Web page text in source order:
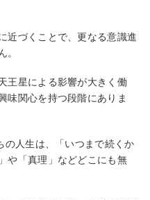
近づくことで、更なる意識進
。
王星による影響が大きく働
味関心を持つ段階にありま
の人生は、「いつまで続くか
や「真理」などどこにも無